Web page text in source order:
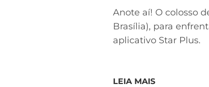
Anote aí! O colosso
Brasília), para
aplicativo Star Plus.
LEIA MAIS